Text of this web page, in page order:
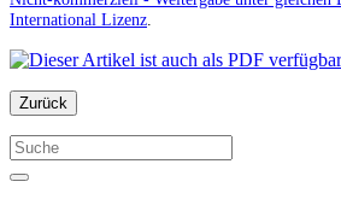
International Lizenz
Zurück